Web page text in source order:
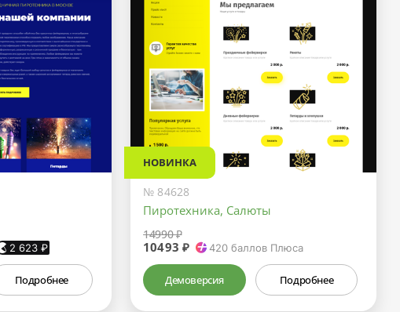
2 623 ₽
Подробнее
НОВИНКА
№ 84628
Пиротехника, Салюты
14990 ₽
10493 ₽ 420 баллов Плюса
Демоверсия Подробнее